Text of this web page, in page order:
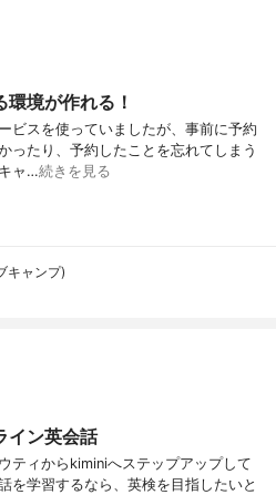
境が作れる！
ビスを使っていましたが、事前に予約
ったり、予約したことを忘れてしまう
ャ…続きを見る
キャンプ)
イン英会話
ティからkiminiへステップアップして
を学習するなら、英検を目指したいと